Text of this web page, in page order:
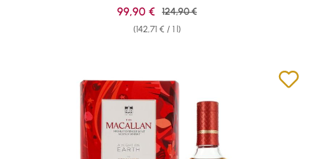
(142,71 € / 1 l)
Sale price:
99,90 € Regular price:
124,90 €